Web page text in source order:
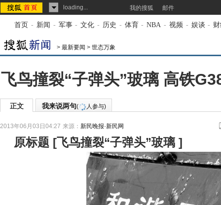
loading... 我的搜狐 邮件
首页 - 新闻 - 军事 - 文化 - 历史 - 体育 - NBA - 视频 - 娱谈 -
> 最新要闻 > 世态万象
飞鸟撞裂“子弹头”玻璃 高铁
正文 我来说两句( 人参与)
2013年06月03日04:27 来源： 新民晚报·新民网
原标题 [飞鸟撞裂“子弹头”玻璃 ]